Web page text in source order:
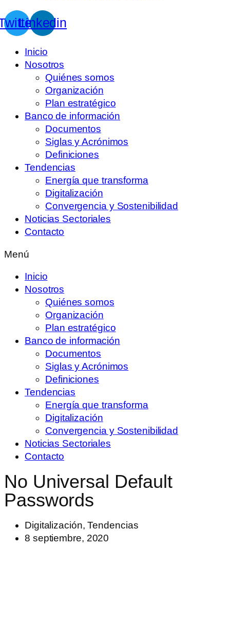
Linkedin
Inicio
Nosotros
Quiénes somos
Organización
Plan estratégico
Banco de información
Documentos
Siglas y Acrónimos
Definiciones
Tendencias
Energía que transforma
Digitalización
Convergencia y Sostenibilidad
Noticias Sectoriales
Contacto
Menú
Inicio
Nosotros
Quiénes somos
Organización
Plan estratégico
Banco de información
Documentos
Siglas y Acrónimos
Definiciones
Tendencias
Energía que transforma
Digitalización
Convergencia y Sostenibilidad
Noticias Sectoriales
Contacto
No Universal Default
Passwords
Digitalización,Tendencias
8 septiembre, 2020